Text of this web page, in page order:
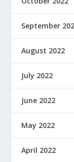
September
August 2022
July 2022
June 2022
May 2022
April 2022